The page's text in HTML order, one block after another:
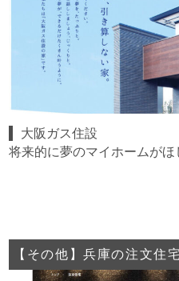
大阪ガス住設
将来的に夢のマイホームがほ
【その他】兵庫の注文住